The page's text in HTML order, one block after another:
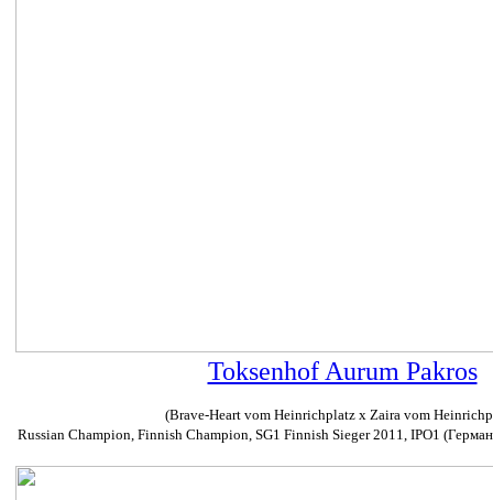
Toksenhof Aurum Pakros
(Brave-Heart vom Heinrichplatz x Zaira vom
Russian Champion, Finnish Champion, SG1 Finnish Sieger 2011, IPO1